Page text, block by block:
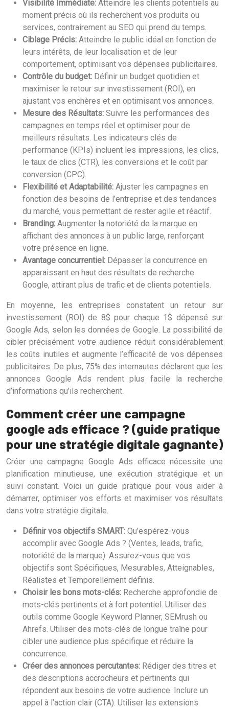
Visibilité Immédiate: Atteindre les clients potentiels au
moment précis où ils recherchent vos produits ou
services, contrairement au SEO qui prend du temps.
Ciblage Précis: Atteindre le public idéal en fonction de
leurs intérêts, de leur localisation et de leur
comportement, optimisant vos dépenses publicitaires.
Contrôle du budget: Définir un budget quotidien et
maximiser le retour sur investissement (ROI), en
ajustant vos enchères et en optimisant vos annonces.
Mesure des Résultats: Suivre les performances des
campagnes en temps réel et optimiser pour de
meilleurs résultats. Les indicateurs clés de
performance (KPIs) incluent les impressions, les clics,
le taux de clics (CTR), les conversions et le coût par
conversion (CPC).
Flexibilité et Adaptabilité: Ajuster les campagnes en
fonction des besoins de l’entreprise et des tendances
du marché, vous permettant de rester agile et réactif.
Branding: Augmenter la notoriété de la marque en
affichant des annonces à un public large, renforçant
votre présence en ligne.
Avantage concurrentiel: Dépasser la concurrence en
apparaissant en haut des résultats de recherche
Google, attirant plus de trafic et de clients potentiels.
En moyenne, les entreprises constatent un retour sur
investissement (ROI) de 8$ pour chaque 1$ dépensé sur
Google Ads, selon les données de Google. La possibilité de
cibler précisément votre audience réduit considérablement
les coûts inutiles et augmente l’efficacité de vos dépenses
publicitaires. De plus, 75% des internautes déclarent que les
annonces Google Ads rendent plus facile la recherche
d’informations qu’ils recherchent.
Comment créer une campagne
google ads efficace ? (guide pratique
pour une stratégie digitale gagnante)
Créer une campagne Google Ads efficace nécessite une
planification minutieuse, une exécution stratégique et un
suivi constant. Voici un guide pratique pour vous aider à
démarrer, optimiser vos efforts et maximiser vos résultats
dans votre stratégie digitale.
Définir vos objectifs SMART: Qu’espérez-vous
accomplir avec Google Ads ? (Ventes, leads, trafic,
notoriété de la marque). Assurez-vous que vos
objectifs sont Spécifiques, Mesurables, Atteignables,
Réalistes et Temporellement définis.
Choisir les bons mots-clés: Recherche approfondie de
mots-clés pertinents et à fort potentiel. Utiliser des
outils comme Google Keyword Planner, SEMrush ou
Ahrefs. Utiliser des mots-clés de longue traîne pour
cibler une audience plus spécifique et réduire la
concurrence.
Créer des annonces percutantes: Rédiger des titres et
des descriptions accrocheurs et pertinents qui
répondent aux besoins de votre audience. Inclure un
appel à l’action clair (CTA). Utiliser les extensions